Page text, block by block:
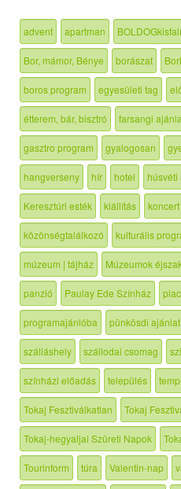
advent apartman
Bor, mámor, Bénye borászat
boros program egyesületi tag
étterem, bár, bisztró farsangi
gasztro program gyalogosan
hangverseny hír hotel húsvéti
Keresztúri esték kiállítás koncert
közönségtalálkozó kulturális
múzeum | tájház Múzeumok
panzió Paulay Ede Színház
programajánlóba pünkösdi ajánlat
szálláshely szállodai csomag
színházi előadás település
Tokaj Fesztiválkatlan Tokaj
Tokaj-hegyaljai Szüreti Napok
Tourinform túra Valentin-nap